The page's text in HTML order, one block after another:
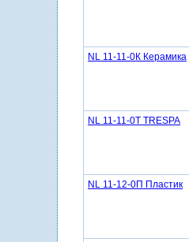
NL 11-11-0К Керамика
NL 11-11-0Т TRESPA
NL 11-12-0П Пластик